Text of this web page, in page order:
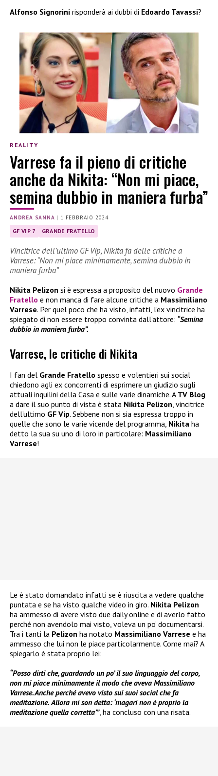
Alfonso Signorini risponderà ai dubbi di Edoardo Tavassi?
REALITY
Varrese fa il pieno di critiche
anche da Nikita: “Non mi piace,
semina dubbio in maniera furba”
ANDREA SANNA | 1 FEBBRAIO 2024
GF VIP 7 GRANDE FRATELLO
Vincitrice dell’ultimo GF Vip, Nikita fa delle critiche a
Varrese: “Non mi piace minimamente, semina dubbio in
maniera furba”
Nikita Pelizon si è espressa a proposito del nuovo Grande
Fratello e non manca di fare alcune critiche a Massimiliano
Varrese. Per quel poco che ha visto, infatti, l’ex vincitrice ha
spiegato di non essere troppo convinta dall’attore: “Semina
dubbio in maniera furba”.
Varrese, le critiche di Nikita
I fan del Grande Fratello spesso e volentieri sui social
chiedono agli ex concorrenti di esprimere un giudizio sugli
attuali inquilini della Casa e sulle varie dinamiche. A TV Blog
a dare il suo punto di vista è stata Nikita Pelizon, vincitrice
dell’ultimo GF Vip. Sebbene non si sia espressa troppo in
quelle che sono le varie vicende del programma, Nikita ha
detto la sua su uno di loro in particolare: Massimiliano
Varrese!
Le è stato domandato infatti se è riuscita a vedere qualche
puntata e se ha visto qualche video in giro. Nikita Pelizon
ha ammesso di avere visto due daily online e di averlo fatto
perché non avendolo mai visto, voleva un po’ documentarsi.
Tra i tanti la Pelizon ha notato Massimiliano Varrese e ha
ammesso che lui non le piace particolarmente. Come mai? A
spiegarlo è stata proprio lei:
“Posso dirti che, guardando un po’ il suo linguaggio del corpo,
non mi piace minimamente il modo che aveva Massimiliano
Varrese. Anche perché avevo visto sui suoi social che fa
meditazione.Allora mi son detta: ‘magari non è proprio la
meditazione quella corretta’”, ha concluso con una risata.